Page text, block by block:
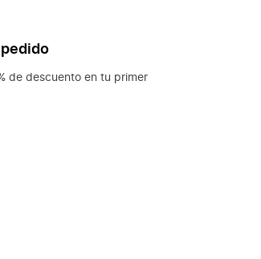
pedido
de descuento en tu primer